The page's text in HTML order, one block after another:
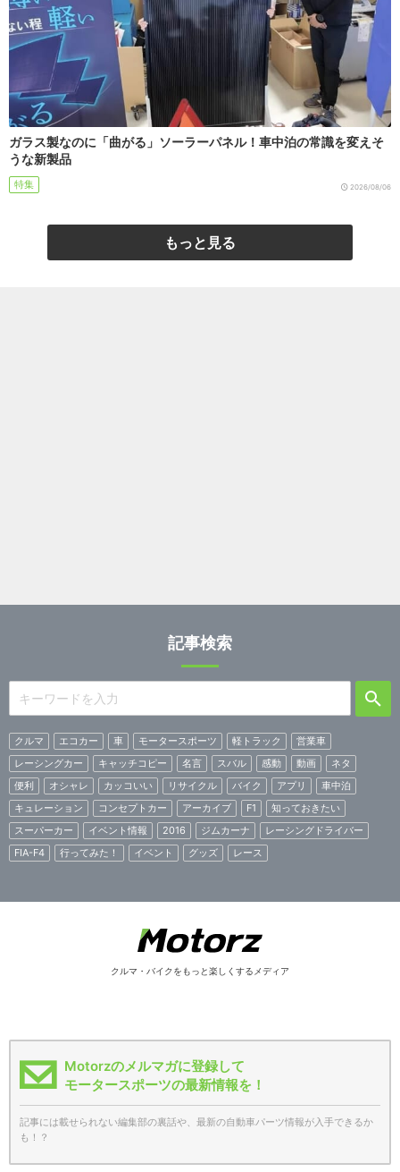
ガラス製なのに「曲がる」ソーラーパネル！車中泊の常識を変えそ
うな新製品
特集 2026/08/06
もっと見る
記事検索
クルマ エコカー 車 モータースポーツ 軽トラック
営業車
レーシングカー
キャッチコピー 名言 スバル 感動 動画
ネタ
便利
オシャレ カッコいい リサイクル バイク アプリ
車中泊
キュレーション
コンセプトカー アーカイブ F1
知っておきたい
スーパーカー
イベント情報 2016 ジムカーナ
レーシングドライバー
FIA-F4
行ってみた！ イベント グッズ レース
クルマ・バイクをもっと楽しくするメディア
Motorzのメルマガに登録して
モータースポーツの最新情報を！
記事には載せられない編集部の裏話や、最新の自動車パーツ情報が入手できるか
も！？